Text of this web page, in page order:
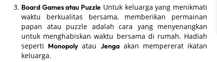
Board Games atau Puzzle Untuk keluarga yang menikmati
waktu berkualitas bersama, memberikan permainan
papan atau puzzle adalah cara yang menyenangkan
untuk menghabiskan waktu bersama di rumah. Hadiah
seperti Monopoly atau Jengaakan mempererat ikatan
keluarga.